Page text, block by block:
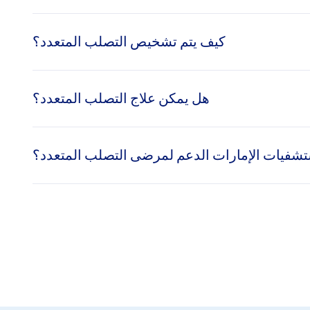
كيف يتم تشخيص التصلب المتعدد؟
بالرنين المغناطيسي وفحوصات الدم والفحوصات العصبية
هل يمكن علاج التصلب المتعدد؟
أن تساعد العلاجات في السيطرة على الأعراض وإبطاء تطور
الإمارات الدعم لمرضى التصلب المتعدد؟